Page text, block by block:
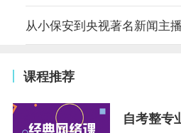
从小保安到央视著名新闻主
课程推荐
自考整专